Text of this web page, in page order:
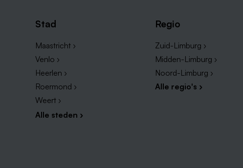
Stad
Maastricht ›
Venlo ›
Heerlen ›
Roermond ›
Weert ›
Alle steden ›
Regio
Zuid-Limburg ›
Midden-Limburg ›
Noord-Limburg ›
Alle regio's ›